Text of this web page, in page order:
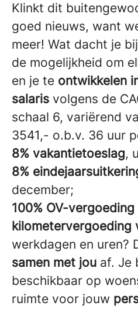
Klinkt dit
goed nieuws, want
meer! Wat dacht je
de mogelijkheid om
en je te ontwikkelen
salaris volgens de
schaal 6, variërend
3541,- o.b.v. 36 uur
8% vakantietoeslag,
8%
december;
100% OV-
kilometervergoeding
werkdagen en uren?
samen met jou af. Je
beschikbaar op
ruimte voor jouw